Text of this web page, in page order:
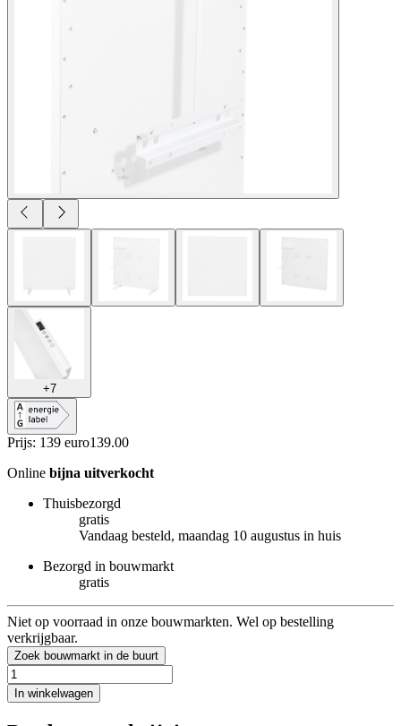
+7
Prijs: 139 euro139.00
Online bijna uitverkocht
Thuisbezorgd
gratis
Vandaag besteld, maandag 10 augustus in huis
Bezorgd in bouwmarkt
gratis
Niet op voorraad in onze bouwmarkten. Wel op bestelling
verkrijgbaar.
Zoek bouwmarkt in de buurt
In winkelwagen